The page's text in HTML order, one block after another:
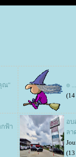
ณ"
๏
ฟ้า
อบ
ลา